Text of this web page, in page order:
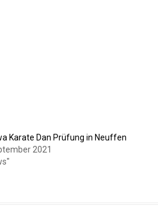
Karate Dan Prüfung in Neuffen
2021